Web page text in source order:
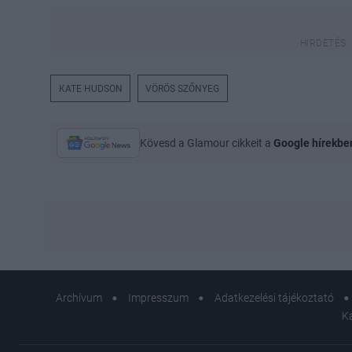
KATE HUDSON VÖRÖS SZŐNYEG
Kövesd a Glamour cikkeit a Google
Archívum Impresszum Adatkezelési tájékoztató